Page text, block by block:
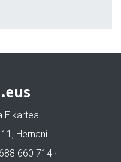
Elkartea
Hernani
660 714 ·